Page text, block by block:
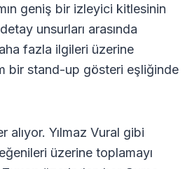
geniş bir izleyici kitlesinin
unsurları arasında
fazla ilgileri üzerine
bir stand-up gösteri eşliğinde
Yılmaz Vural gibi
üzerine toplamayı